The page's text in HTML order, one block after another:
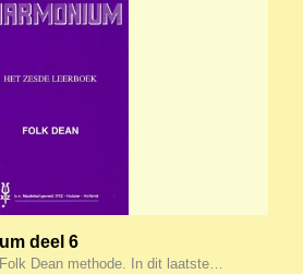
deel 6
Dean methode. In dit laatste…